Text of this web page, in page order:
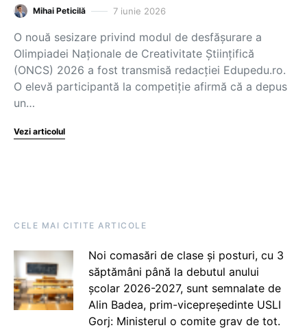
Mihai Peticilă 7 iunie 2026
O nouă sesizare privind modul de desfășurare a
Olimpiadei Naționale de Creativitate Științifică
(ONCS) 2026 a fost transmisă redacției Edupedu.ro.
O elevă participantă la competiție afirmă că a depus
un…
Vezi articolul
CELE MAI CITITE ARTICOLE
Noi comasări de clase și posturi, cu 3
săptămâni până la debutul anului
școlar 2026-2027, sunt semnalate de
Alin Badea, prim-vicepreședinte USLI
Gorj: Ministerul o comite grav de tot.